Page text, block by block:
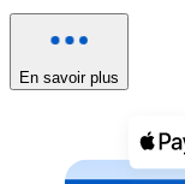
Voir toutes
Coupons crypto
Achetez des
En savoir plus